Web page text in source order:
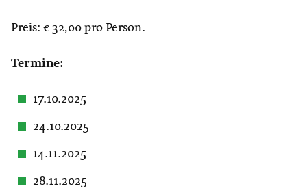
Preis: € 32,00 pro Person.
Termine:
17.10.2025
24.10.2025
14.11.2025
28.11.2025